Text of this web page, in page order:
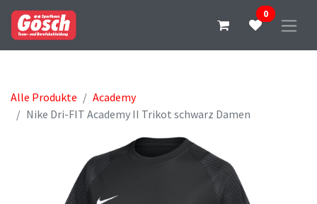
0
Alle Produkte
Academy
Nike Dri-FIT Academy II Trikot schwarz Damen